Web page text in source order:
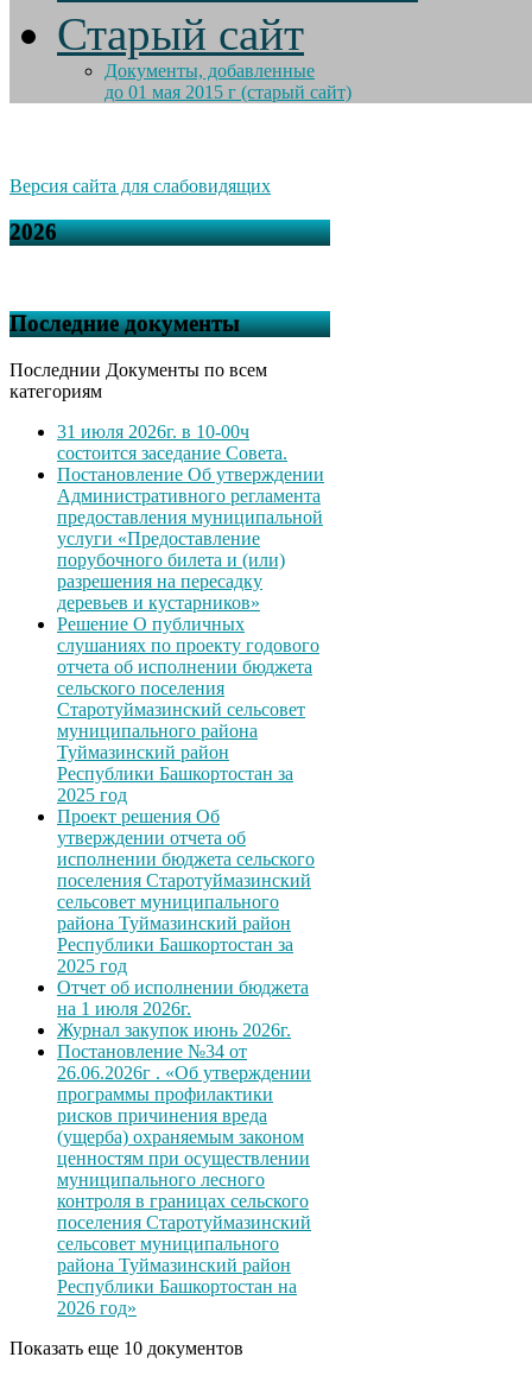
Старый сайт
Документы, добавленные
до 01 мая 2015 г (старый сайт)
Версия сайта для слабовидящих
2026
Последние документы
Последнии Документы по всем
категориям
31 июля 2026г. в 10-00ч
состоится заседание Совета.
Постановление Об утверждении
Административного регламента
предоставления муниципальной
услуги «Предоставление
порубочного билета и (или)
разрешения на пересадку
деревьев и кустарников»
Решение О публичных
слушаниях по проекту годового
отчета об исполнении бюджета
сельского поселения
Старотуймазинский сельсовет
муниципального района
Туймазинский район
Республики Башкортостан за
2025 год
Проект решения Об
утверждении отчета об
исполнении бюджета сельского
поселения Старотуймазинский
сельсовет муниципального
района Туймазинский район
Республики Башкортостан за
2025 год
Отчет об исполнении бюджета
на 1 июля 2026г.
Журнал закупок июнь 2026г.
Постановление №34 от
26.06.2026г . «Об утверждении
программы профилактики
рисков причинения вреда
(ущерба) охраняемым законом
ценностям при осуществлении
муниципального лесного
контроля в границах сельского
поселения Старотуймазинский
сельсовет муниципального
района Туймазинский район
Республики Башкортостан на
2026 год»
Показать еще 10 документов